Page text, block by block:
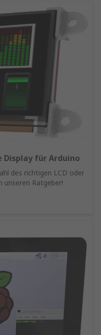
Display für Arduino
des richtigen LCD oder
unseren Ratgeber!